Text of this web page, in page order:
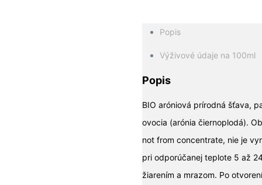
Popis
Výživové údaje na 100ml
Popis
BIO aróniová prírodná šťava,
ovocia (arónia čiernoplodá).
not from concentrate, nie je
pri odporúčanej teplote 5 až
žiarením a mrazom. Po